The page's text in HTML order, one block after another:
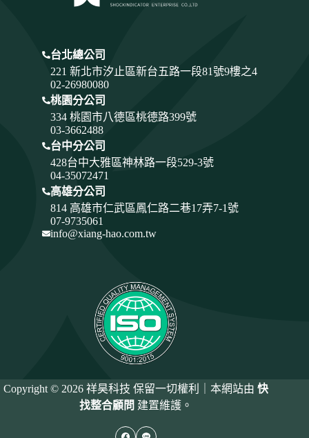
台北總公司
221 新北市汐止區新台五路一段81號9樓之4
02-26980080
桃園分公司
334 桃園市八德區桃德路399號
03-3662488
台中分公司
428台中大雅區神林路一段529-3號
04-35072471
高雄分公司
814 高雄市仁武區鳳仁路二巷17弄7-1號
07-9735061
info@xiang-hao.com.tw
Copyright © 2026 祥昊科技 保留一切權利｜本網站由快
找整合顧問 建置維護。